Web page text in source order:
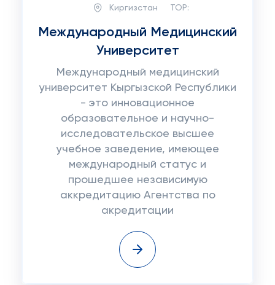
Киргизстан TOP:
Международный Медицинский
Университет
Международный медицинский
университет Кыргызской Республики
- это инновационное
образовательное и научно-
исследовательское высшее
учебное заведение, имеющее
международный статус и
прошедшее независимую
аккредитацию Агентства по
акредитации